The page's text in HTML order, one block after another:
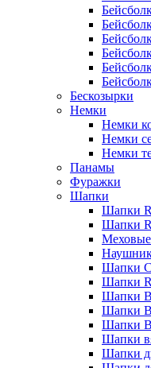
Бескозырки
Немки
Немки
Немки
Немки
Панамы
Фуражки
Шапки
Шапки
Шапки
Шапки
Шапки
Шапки
Шапки
Шапки
Шапки
Шапки